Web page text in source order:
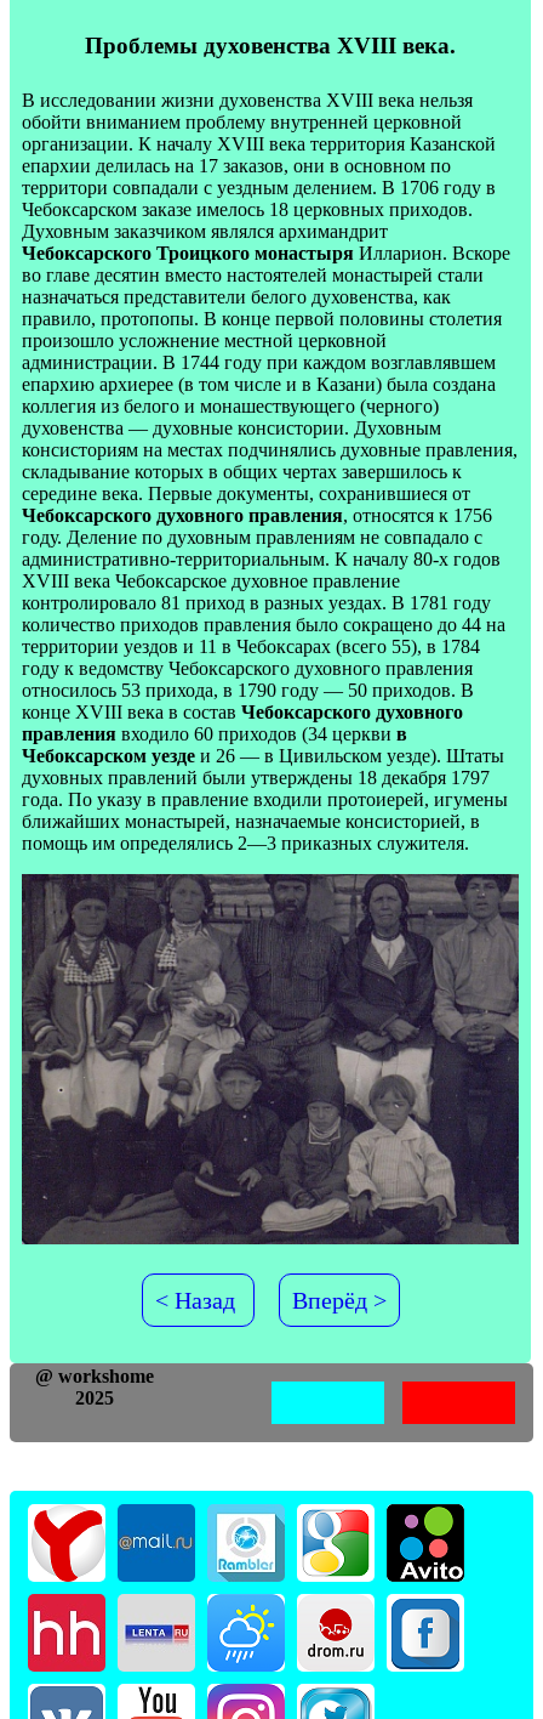
Проблемы духовенства XVIII века.
В исследовании жизни духовенства XVIII века нельзя
обойти вниманием проблему внутренней церковной
организации. К началу XVIII века территория Казанской
епархии делилась на 17 заказов, они в основном по
территори совпадали с уездным делением. В 1706 году в
Чебоксарском заказе имелось 18 церковных приходов.
Духовным заказчиком являлся архимандрит
Чебоксарского Троицкого монастыря Илларион. Вскоре
во главе десятин вместо настоятелей монастырей стали
назначаться представители белого духовенства, как
правило, протопопы. В конце первой половины столетия
произошло усложнение местной церковной
администрации. В 1744 году при каждом возглавлявшем
епархию архиерее (в том числе и в Казани) была создана
коллегия из белого и монашествующего (черного)
духовенства — духовные консистории. Духовным
консисториям на местах подчинялись духовные правления,
складывание которых в общих чертах завершилось к
середине века. Первые документы, сохранившиеся от
Чебоксарского духовного правления, относятся к 1756
году. Деление по духовным правлениям не совпадало с
административно-территориальным. К началу 80-х годов
XVIII века Чебоксарское духовное правление
контролировало 81 приход в разных уездах. В 1781 году
количество приходов правления было сокращено до 44 на
территории уездов и 11 в Чебоксарах (всего 55), в 1784
году к ведомству Чебоксарского духовного правления
относилось 53 прихода, в 1790 году — 50 приходов. В
конце XVIII века в состав Чебоксарского духовного
правления входило 60 приходов (34 церкви в
Чебоксарском уезде и 26 — в Цивильском уезде). Штаты
духовных правлений были утверждены 18 декабря 1797
года. По указу в правление входили протоиерей, игумены
ближайших монастырей, назначаемые консисторией, в
помощь им определялись 2—3 приказных служителя.
< Назад Вперёд >
@ workshome
2025